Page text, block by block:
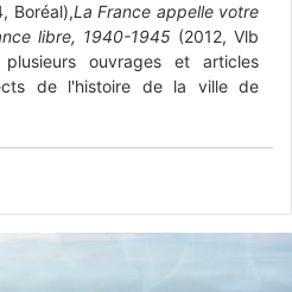
Boréal),La France appelle votre
libre, 1940-1945 (2012, Vlb
ouvrages et articles
de l'histoire de la ville de